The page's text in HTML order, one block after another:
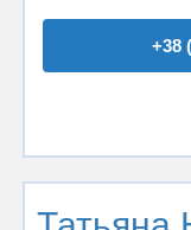
+38